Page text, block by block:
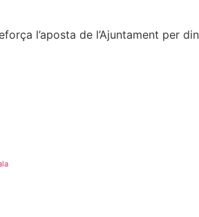
l’aposta de l’Ajuntament per